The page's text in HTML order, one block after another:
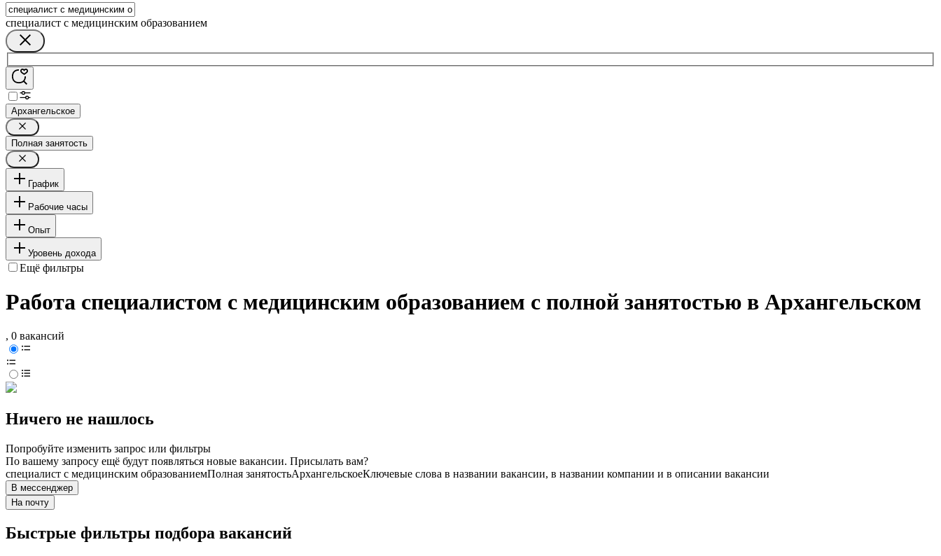
специалист с медицинским образованием
Архангельское
Полная занятость
График
Рабочие часы
Опыт
Уровень дохода
Ещё фильтры
Работа специалистом с медицинским образованием с полной занятостью в Архангельском
, 0 вакансий
Ничего не нашлось
Попробуйте изменить запрос или фильтры
По вашему запросу ещё будут появляться новые вакансии. Присылать вам?
специалист с медицинским образованиемПолная занятостьАрхангельскоеКлючевые слова в названии вакансии, в названии компании и в описании вакансии
В мессенджер
На почту
Быстрые фильтры подбора вакансий